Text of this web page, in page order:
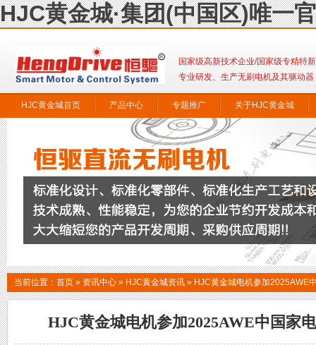
HJC黄金城·集团(中国区)唯一
国家级高新技术企业/国家级专精特
专业研发、生产无刷电机及其驱动器
HJC黄金城首页 产品中心 专题推广 关于HJC黄金城
当前位置： 首页 » 资讯中心 » HJC黄金城资讯 » HJC黄金城电机参加2025AWE
HJC黄金城电机参加2025AWE中国家